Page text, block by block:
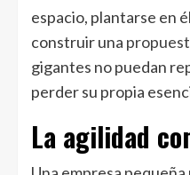
espacio, plantarse en
construir una
gigantes no puedan
perder su propia
La agilidad